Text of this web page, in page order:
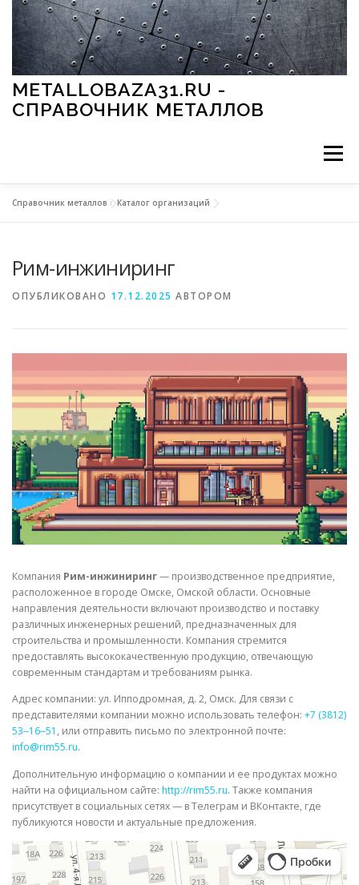
Перейти к содержимому
METALLOBAZA31.RU -
СПРАВОЧНИК МЕТАЛЛОВ
Меню
МЕТАЛЛЫ И ОКРУЖАЮЩАЯ СРЕДА
СВОЙСТВА МЕТАЛЛОВ СОРТА МЕТАЛЛОВ
СТАТЬИ
Справочник металлов »Каталог организаций
Рим-инжиниринг
ОПУБЛИКОВАНО 17.12.2025 АВТОРОМ
Компания Рим-инжиниринг— производственное предприятие,
расположенное в городе Омске, Омской области. Основные
направления деятельности включают производство и поставку
различных инженерных решений, предназначенных для
строительства и промышленности. Компания стремится
предоставлять высококачественную продукцию, отвечающую
современным стандартам и требованиям рынка.
Адрес компании: ул. Ипподромная, д. 2, Омск. Для связи с
представителями компании можно использовать телефон: +7 (3812)
53‒16‒51 , или отправить письмо по электронной почте:
info@rim55.ru.
Дополнительную информацию о компании и ее продуктах можно
найти на официальном сайте: http://rim55.ru. Также компания
присутствует в социальных сетях — в Телеграм и ВКонтакте, где
публикуются новости и актуальные предложения.